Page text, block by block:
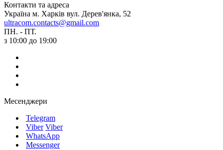
Контакти та адреса
Україна м. Харків вул. Дерев'янка, 52
ultracom.contacts@gmail.com
ПН. - ПТ.
з 10:00 до 19:00
Месенджери
Telegram
Viber Viber
WhatsApp
Messenger